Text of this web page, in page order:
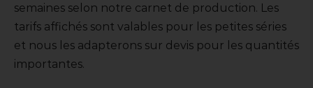
semaines selon notre carnet de production. Les
tarifs affichés sont valables pour les petites séries
et nous les adapterons sur devis pour les quantités
importantes.